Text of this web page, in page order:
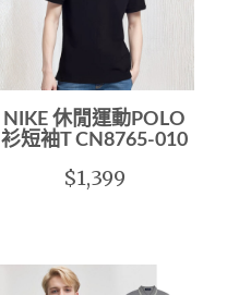
NIKE 休閒運動POLO
衫短袖T CN8765-010
$1,399